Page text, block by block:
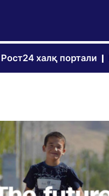
Рост24 халқ портали